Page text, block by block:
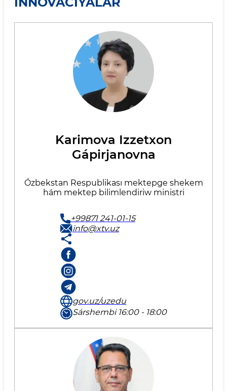
Karimova Izzetxon
Gápirjanovna
Ózbekstan Respublikası mektepge shekem
hám mektep bilimlendiriw ministri
+99871 241-01-15
info@xtv.uz
gov.uz/uzedu
Sárshembi 16:00 - 18:00